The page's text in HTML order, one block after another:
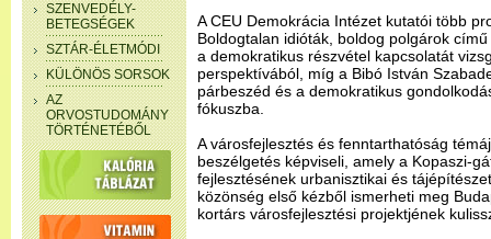
SZENVEDÉLY-
BETEGSÉGEK
SZTÁR-ÉLETMÓDI
KÜLÖNÖS SORSOK
AZ
ORVOSTUDOMÁNY
TÖRTÉNETÉBŐL
A CEU Demokrácia Intézet kutatói több
Boldogtalan idióták, boldog polgárok
a demokratikus részvétel kapcsolatát
perspektívából, míg a Bibó István
párbeszéd és a demokratikus
fókuszba.
A városfejlesztés és fenntarthatóság
beszélgetés képviseli, amely a Kopaszi-
fejlesztésének urbanisztikai és
közönség első kézből ismerheti meg
kortárs városfejlesztési projektjének